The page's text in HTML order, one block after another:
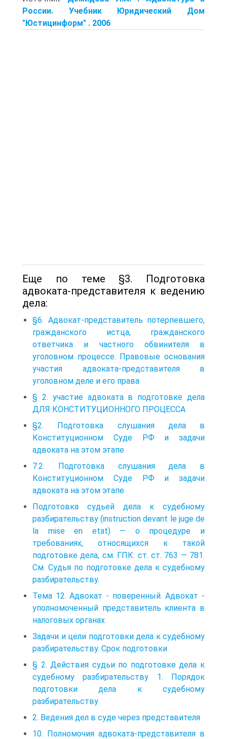
России. Учебник Юридический Дом
"Юстицинформ" . 2006
Еще по теме §3. Подготовка
адвоката-представителя к ведению
дела:
§6. Адвокат-представитель потерпевшего,
гражданского истца, гражданского
ответчика и частного обвинителя в
уголовном процессе. Правовые основания
участия адвоката-представителя в
уголовном деле и его права
§ 2. участие адвоката в подготовке дела
ДЛЯ КОНСТИТУЦИОННОГО ПРОЦЕССА
§2. Подготовка слушания дела в
Конституционном Суде РФ и задачи
адвоката на этом этапе
7.2. Подготовка слушания дела в
Конституционном Суде РФ и задачи
адвоката на этом этапе
Подготовка судьей дела к судебному
разбирательству (instruction devant le juge de
la mise en etat) — о процедуре и
требованиях, относящихся к такой
подготовке дела, см. ГПК: ст. ст. 763 — 781.
См. Судья по подготовке дела к судебному
разбирательству.
Тема 12. Адвокат - поверенный. Адвокат -
уполномоченный представитель клиента в
налоговых органах
Задачи и цели подготовки дела к судебному
разбирательству. Срок подготовки
§ 2. Действия судьи по подготовке дела к
судебному разбирательству 1. Порядок
подготовки дела к судебному
разбирательству
2. Ведения дел в суде через представителя
10. Полномочия адвоката-представителя в